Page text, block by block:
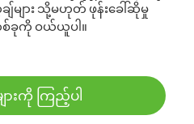
များ သို့မဟုတ် ဖုန်းခေါ်ဆိုမှု
ခုကို ဝယ်ယူပါ။
ားကို ကြည့်ပါ